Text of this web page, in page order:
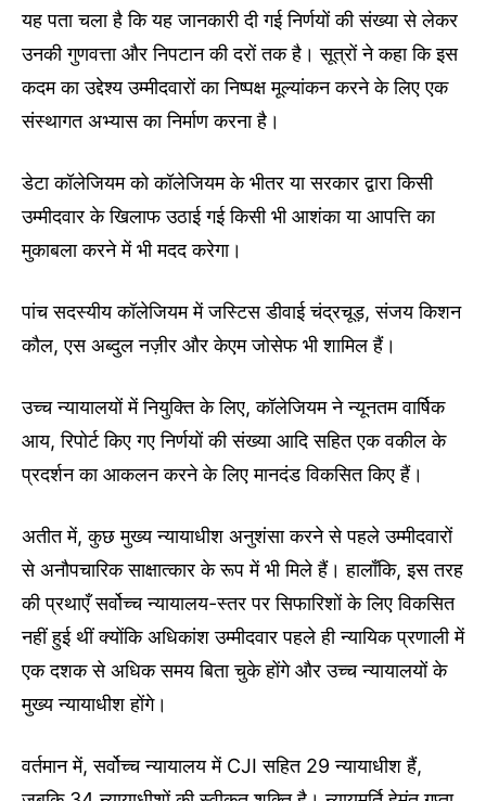
यह पता चला है कि यह जानकारी दी गई निर्णयों की संख्या से लेकर
उनकी गुणवत्ता और निपटान की दरों तक है। सूत्रों ने कहा कि इस
कदम का उद्देश्य उम्मीदवारों का निष्पक्ष मूल्यांकन करने के लिए एक
संस्थागत अभ्यास का निर्माण करना है।
डेटा कॉलेजियम को कॉलेजियम के भीतर या सरकार द्वारा किसी
उम्मीदवार के खिलाफ उठाई गई किसी भी आशंका या आपत्ति का
मुकाबला करने में भी मदद करेगा।
पांच सदस्यीय कॉलेजियम में जस्टिस डीवाई चंद्रचूड़, संजय किशन
कौल, एस अब्दुल नज़ीर और केएम जोसेफ भी शामिल हैं।
उच्च न्यायालयों में नियुक्ति के लिए, कॉलेजियम ने न्यूनतम वार्षिक
आय, रिपोर्ट किए गए निर्णयों की संख्या आदि सहित एक वकील के
प्रदर्शन का आकलन करने के लिए मानदंड विकसित किए हैं।
अतीत में, कुछ मुख्य न्यायाधीश अनुशंसा करने से पहले उम्मीदवारों
से अनौपचारिक साक्षात्कार के रूप में भी मिले हैं। हालाँकि, इस तरह
की प्रथाएँ सर्वोच्च न्यायालय-स्तर पर सिफारिशों के लिए विकसित
नहीं हुई थीं क्योंकि अधिकांश उम्मीदवार पहले ही न्यायिक प्रणाली में
एक दशक से अधिक समय बिता चुके होंगे और उच्च न्यायालयों के
मुख्य न्यायाधीश होंगे।
वर्तमान में, सर्वोच्च न्यायालय में CJI सहित 29 न्यायाधीश हैं,